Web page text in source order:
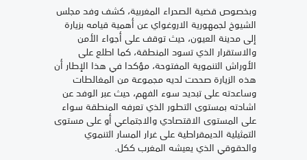
وبخصوص قضية الصحراء المغربية، كشف وفد مجلس
الشيوخ لجمهورية الاروغواي عن أهمية قيامه بزيارة
إلى مدينة العيون، حيث توقف على أجواء الأمن
والاستقرار الذي تسود المنطقة، كما اطلع على
الأوراش التنموية المفتوحة، مؤكدا في هذا الإطار أن
هذه الزيارة صححت لديه مجموعة من المغالطات
وساعدته على تبديد سوء الفهم، حيث عبر الوفد عن
اشادته بمستوى التطور الذي تعرفه المنطقة سواء
على المستوى الاقتصادي والاجتماعي أو على مستوى
التمثيلية الديمقراطية على غرار المسار التنموي
والحقوقي الذي يعيشه المغرب ككل.